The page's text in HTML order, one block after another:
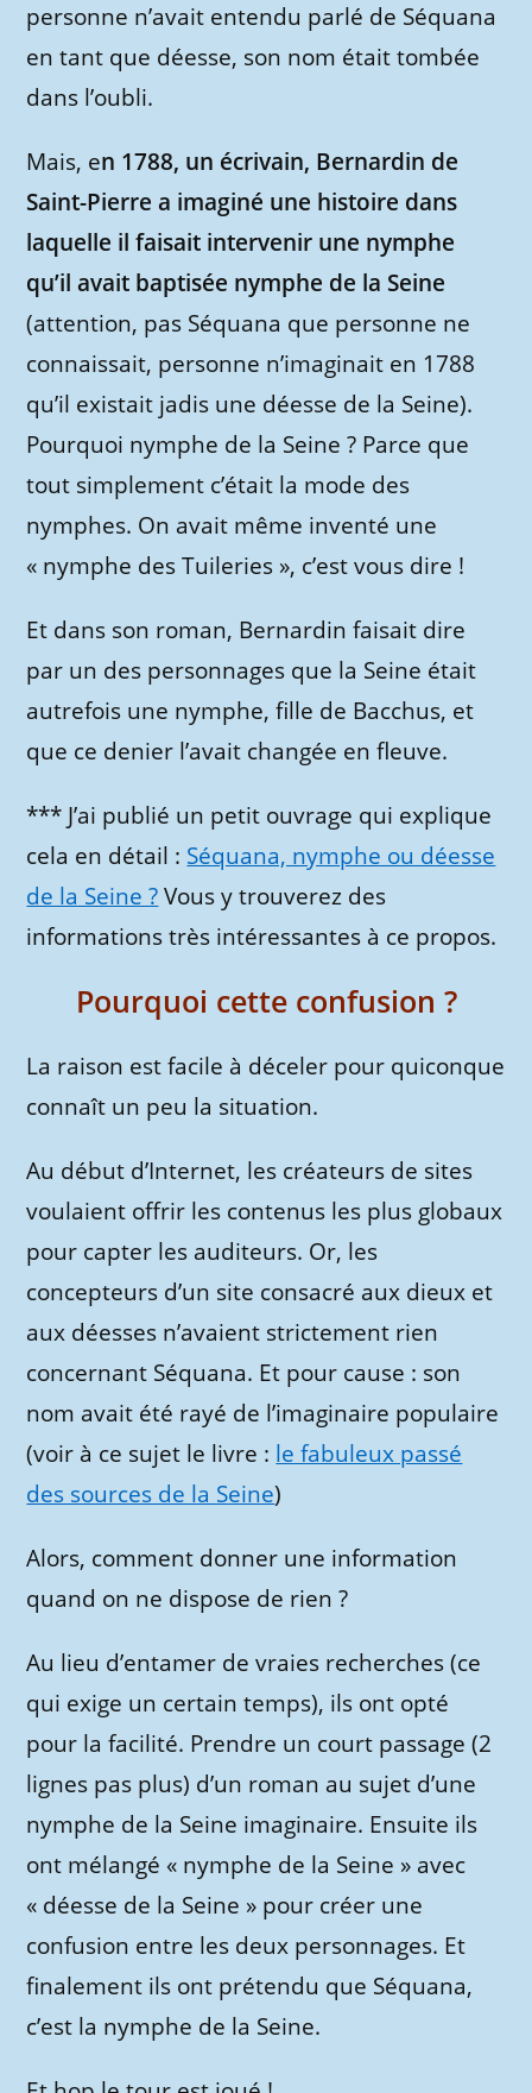
personne n’avait entendu parlé de Séquana
en tant que déesse, son nom était tombée
dans l’oubli.
Mais, en 1788, un écrivain, Bernardin de
Saint-Pierre a imaginé une histoire dans
laquelle il faisait intervenir une nymphe
qu’il avait baptisée nymphe de la Seine
(attention, pas Séquana que personne ne
connaissait, personne n’imaginait en 1788
qu’il existait jadis une déesse de la Seine).
Pourquoi nymphe de la Seine ? Parce que
tout simplement c’était la mode des
nymphes. On avait même inventé une
« nymphe des Tuileries », c’est vous dire !
Et dans son roman, Bernardin faisait dire
par un des personnages que la Seine était
autrefois une nymphe, fille de Bacchus, et
que ce denier l’avait changée en fleuve.
*** J’ai publié un petit ouvrage qui explique
cela en détail : Séquana, nymphe ou déesse
de la Seine ?Vous y trouverez des
informations très intéressantes à ce propos.
Pourquoi cette confusion ?
La raison est facile à déceler pour quiconque
connaît un peu la situation.
Au début d’Internet, les créateurs de sites
voulaient offrir les contenus les plus globaux
pour capter les auditeurs. Or, les
concepteurs d’un site consacré aux dieux et
aux déesses n’avaient strictement rien
concernant Séquana. Et pour cause : son
nom avait été rayé de l’imaginaire populaire
(voir à ce sujet le livre : le fabuleux passé
des sources de la Seine)
Alors, comment donner une information
quand on ne dispose de rien ?
Au lieu d’entamer de vraies recherches (ce
qui exige un certain temps), ils ont opté
pour la facilité. Prendre un court passage (2
lignes pas plus) d’un roman au sujet d’une
nymphe de la Seine imaginaire. Ensuite ils
ont mélangé « nymphe de la Seine » avec
« déesse de la Seine » pour créer une
confusion entre les deux personnages. Et
finalement ils ont prétendu que Séquana,
c’est la nymphe de la Seine.